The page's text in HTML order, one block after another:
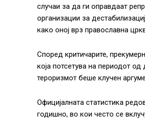
случаи за да ги оправдаат
организации за
како оној врз православна
Според критичарите,
која потсетува на периодот
тероризмот беше клучен
Официјалната статистика
годишно, во кои често се